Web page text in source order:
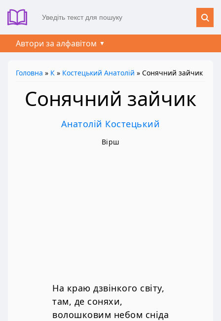
Автори за алфавітом
Головна » К » Костецький Анатолій » Сонячний зайчик
Сонячний зайчик
Анатолій Костецький
Вірш
На краю дзвінкого світу,
там, де соняхи,
волошковим небом сніда